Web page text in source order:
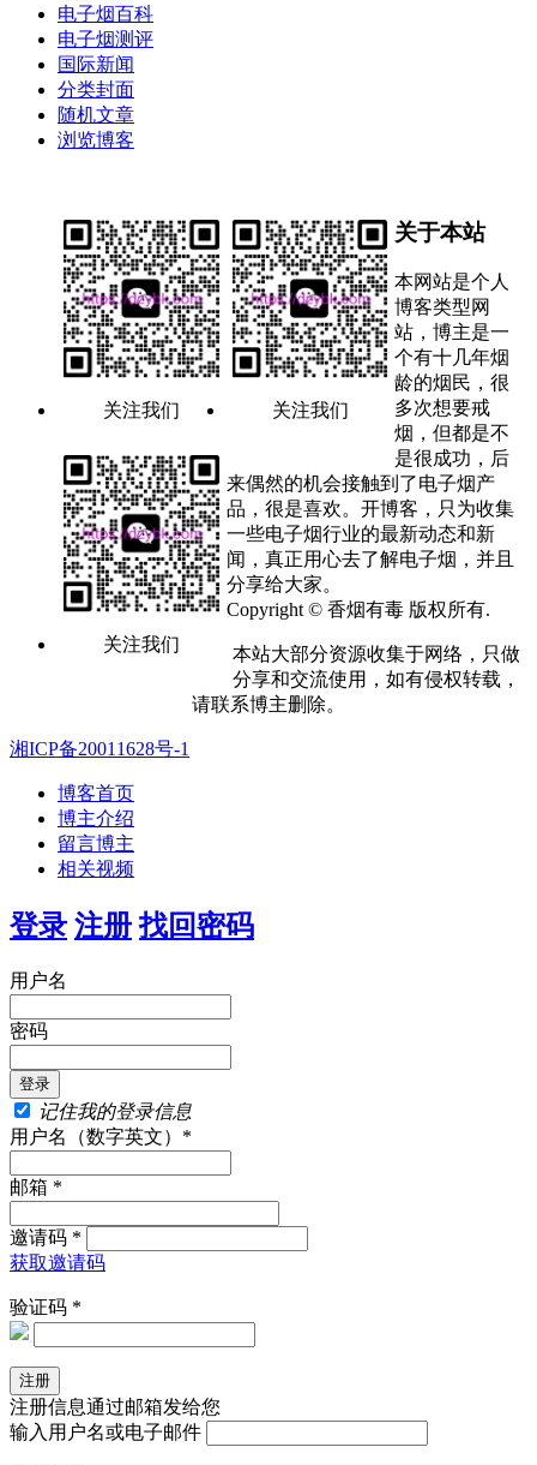
电子烟百科
电子烟测评
国际新闻
分类封面
随机文章
浏览博客
关注我们 关注我们
关注我们
关于本站
本网站是个人
博客类型网
站，博主是一
个有十几年烟
龄的烟民，很
多次想要戒
烟，但都是不
是很成功，后
来偶然的机会接触到了电子烟产
品，很是喜欢。开博客，只为收集
一些电子烟行业的最新动态和新
闻，真正用心去了解电子烟，并且
分享给大家。
Copyright © 香烟有毒 版权所有.
本站大部分资源收集于网络，只做
分享和交流使用，如有侵权转载，
请联系博主删除。
湘ICP备20011628号-1
博客首页
博主介绍
留言博主
相关视频
登录 注册 找回密码
用户名
密码
记住我的登录信息
用户名（数字英文）*
邮箱 *
邀请码 *
获取邀请码
验证码 *
注册信息通过邮箱发给您
输入用户名或电子邮件